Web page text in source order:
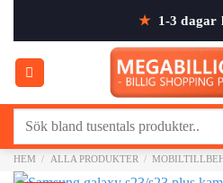
content
★ 1-3 dagar
HEM / ALLA PRODUKTER /